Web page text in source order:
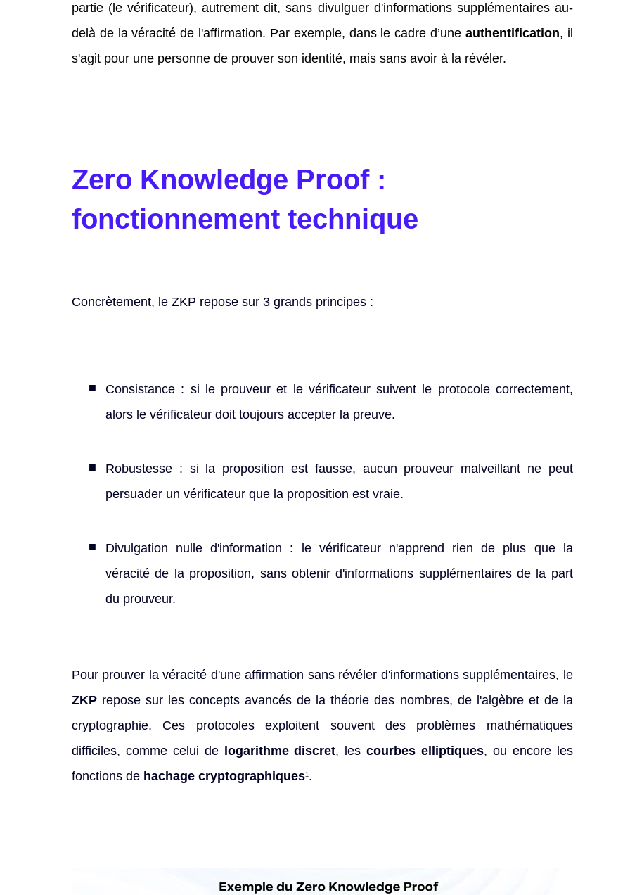
partie (le vérificateur), autrement dit, sans divulguer d'informations supplémentaires au-
delà de la véracité de l'affirmation. Par exemple, dans le cadre d’une authentification, il
s'agit pour une personne de prouver son identité, mais sans avoir à la révéler.
Zero Knowledge Proof :
fonctionnement technique
Concrètement, le ZKP repose sur 3 grands principes :
Consistance : si le prouveur et le vérificateur suivent le protocole correctement,
alors le vérificateur doit toujours accepter la preuve.
Robustesse : si la proposition est fausse, aucun prouveur malveillant ne peut
persuader un vérificateur que la proposition est vraie.
Divulgation nulle d'information : le vérificateur n'apprend rien de plus que la
véracité de la proposition, sans obtenir d'informations supplémentaires de la part
du prouveur.
Pour prouver la véracité d'une affirmation sans révéler d'informations supplémentaires, le
ZKP repose sur les concepts avancés de la théorie des nombres, de l'algèbre et de la
cryptographie. Ces protocoles exploitent souvent des problèmes mathématiques
difficiles, comme celui de logarithme discret, lescourbes elliptiques, ou encore les
fonctions de hachage cryptographiques1.